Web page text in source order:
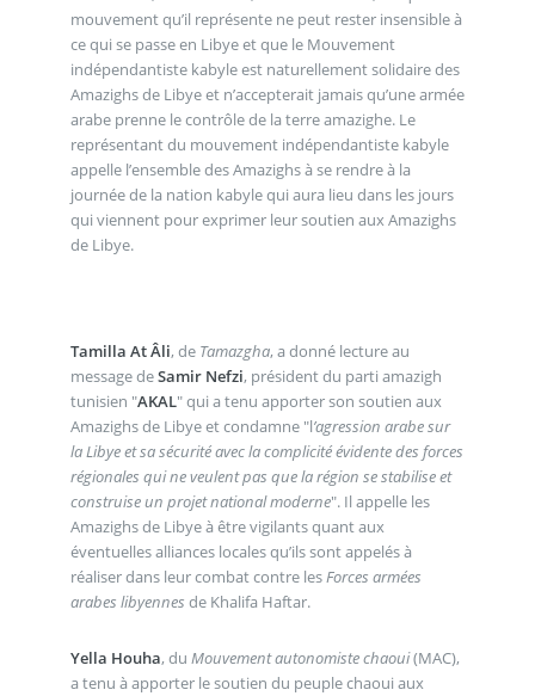
mouvement qu’il représente ne peut rester insensible à
ce qui se passe en Libye et que le Mouvement
indépendantiste kabyle est naturellement solidaire des
Amazighs de Libye et n’accepterait jamais qu’une armée
arabe prenne le contrôle de la terre amazighe. Le
représentant du mouvement indépendantiste kabyle
appelle l’ensemble des Amazighs à se rendre à la
journée de la nation kabyle qui aura lieu dans les jours
qui viennent pour exprimer leur soutien aux Amazighs
de Libye.
Tamilla At Âli, de Tamazgha, a donné lecture au
message deSamir Nefzi, président du parti amazigh
tunisien "AKAL" qui a tenu apporter son soutien aux
Amazighs de Libye et condamne "l’agression arabe sur
la Libye et sa sécurité avec la complicité évidente des forces
régionales qui ne veulent pas que la région se stabilise et
construise un projet national moderne". Il appelle les
Amazighs de Libye à être vigilants quant aux
éventuelles alliances locales qu’ils sont appelés à
réaliser dans leur combat contre les Forces armées
arabes libyennes de Khalifa Haftar.
Yella Houha, du Mouvement autonomiste chaoui(MAC),
a tenu à apporter le soutien du peuple chaoui aux